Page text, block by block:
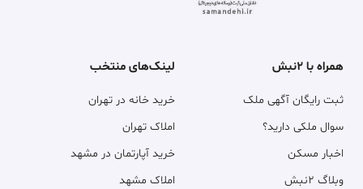
همراه با ۲نبش
ثبت رایگان آگهی ملک
سوال ملکی دارید؟
اخبار مسکن
وبلاگ ۲نبش
لینک‌های منتخب
خرید خانه در تهران
املاک تهران
خرید آپارتمان در مشهد
املاک مشهد